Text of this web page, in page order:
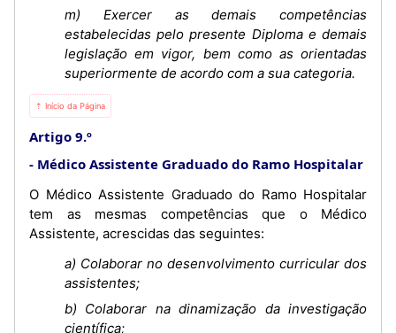
m) Exercer as demais competências
estabelecidas pelo presente Diploma e demais
legislação em vigor, bem como as orientadas
superiormente de acordo com a sua categoria.
⇡ Início da Página
Artigo 9.º
Médico Assistente Graduado do Ramo Hospitalar
O Médico Assistente Graduado do Ramo Hospitalar
tem as mesmas competências que o Médico
Assistente, acrescidas das seguintes:
a) Colaborar no desenvolvimento curricular dos
assistentes;
b) Colaborar na dinamização da investigação
científica;